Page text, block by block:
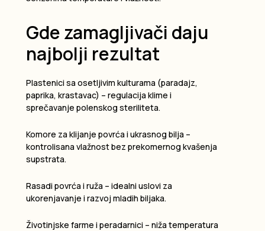
Gde zamagljivači daju
najbolji rezultat
Plastenici sa osetljivim kulturama (paradajz,
paprika, krastavac) – regulacija klime i
sprečavanje polenskog steriliteta.
Komore za klijanje povrća i ukrasnog bilja –
kontrolisana vlažnost bez prekomernog kvašenja
supstrata.
Rasadi povrća i ruža – idealni uslovi za
ukorenjavanje i razvoj mladih biljaka.
Životinjske farme i peradarnici – niža temperatura